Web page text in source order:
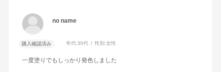
no name
購入確認済み 年代:30代 性別:女性
一度塗りでもしっかり発色しました